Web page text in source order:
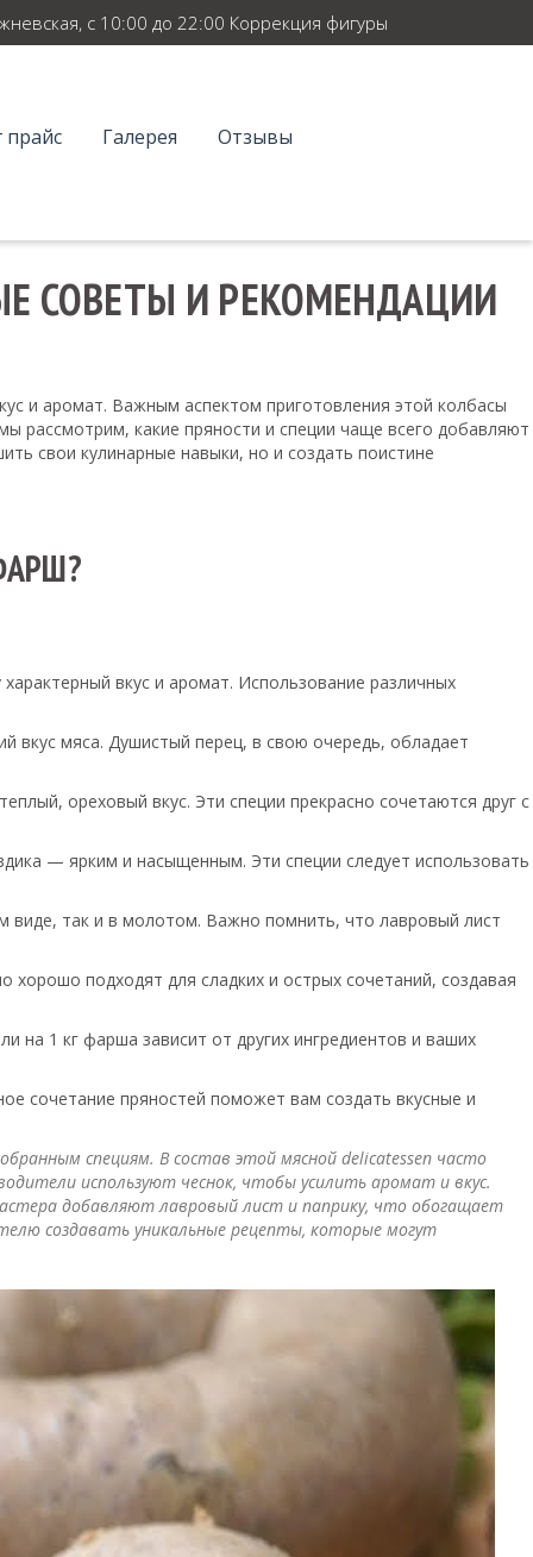
с 10:00 до 22:00 Коррекция фигуры
прайс Галерея
Отзывы
СОВЕТЫ И РЕКОМЕНДАЦИИ
и аромат. Важным аспектом приготовления этой колбасы
рассмотрим, какие пряности и специи чаще всего добавляют
свои кулинарные навыки, но и создать поистине
вкус и аромат. Использование различных
вкус мяса. Душистый перец, в свою очередь, обладает
ореховый вкус. Эти специи прекрасно сочетаются друг с
— ярким и насыщенным. Эти специи следует использовать
виде, так и в молотом. Важно помнить, что лавровый лист
подходят для сладких и острых сочетаний, создавая
на 1 кг фарша зависит от других ингредиентов и ваших
сочетание пряностей поможет вам создать вкусные и
специям. В состав этой мясной delicatessen часто
используют чеснок, чтобы усилить аромат и вкус.
добавляют лавровый лист и паприку, что обогащает
создавать уникальные рецепты, которые могут